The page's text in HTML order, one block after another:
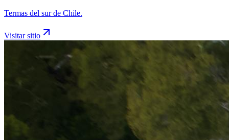
Termas del sur de Chile.
Visitar sitio